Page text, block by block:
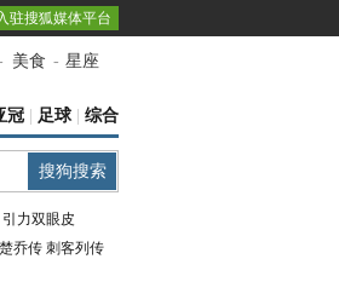
驻搜狐媒体平台
美食 - 星座
冠 足球 综合
引力双眼皮
楚乔传 刺客列传